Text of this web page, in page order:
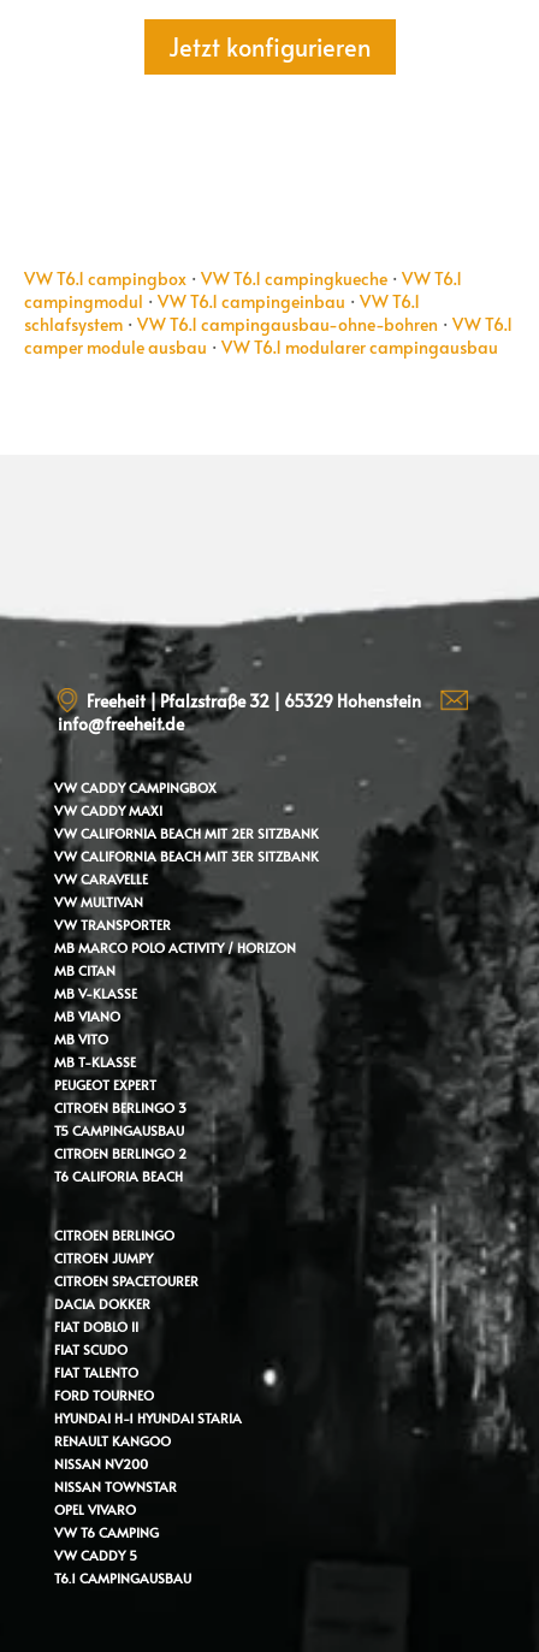
Jetzt konfigurieren
VW T6.1 campingbox · VW T6.1 campingkueche · VW T6.1
campingmodul · VW T6.1 campingeinbau · VW T6.1
schlafsystem · VW T6.1 campingausbau-ohne-bohren · VW T6.1
camper module ausbau · VW T6.1 modularer campingausbau
Freeheit | Pfalzstraße 32 | 65329 Hohenstein
info@freeheit.de
VW CADDY CAMPINGBOX
VW CADDY MAXI
VW CALIFORNIA BEACH MIT 2ER SITZBANK
VW CALIFORNIA BEACH MIT 3ER SITZBANK
VW CARAVELLE
VW MULTIVAN
VW TRANSPORTER
MB MARCO POLO ACTIVITY / HORIZON
MB CITAN
MB V-KLASSE
MB VIANO
MB VITO
MB T-KLASSE
PEUGEOT EXPERT
CITROEN BERLINGO 3
T5 CAMPINGAUSBAU
CITROEN BERLINGO 2
T6 CALIFORIA BEACH
CITROEN BERLINGO
CITROEN JUMPY
CITROEN SPACETOURER
DACIA DOKKER
FIAT DOBLO II
FIAT SCUDO
FIAT TALENTO
FORD TOURNEO
HYUNDAI H-1 HYUNDAI STARIA
RENAULT KANGOO
NISSAN NV200
NISSAN TOWNSTAR
OPEL VIVARO
VW T6 CAMPING
VW CADDY 5
T6.1 CAMPINGAUSBAU